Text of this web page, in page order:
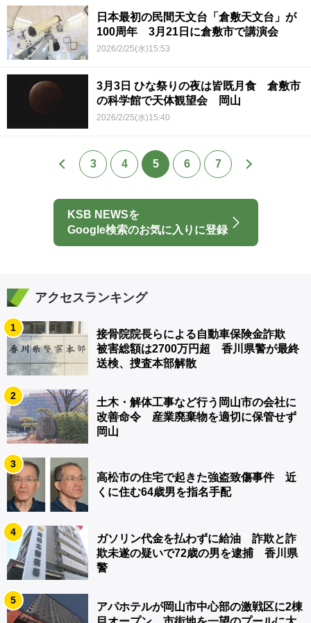
日本最初の民間天文台「倉敷天文台」が
100周年 3月21日に倉敷市で講演会
2026/2/25(水)15:53
3月3日 ひな祭りの夜は皆既月食 倉敷市
の科学館で天体観望会 岡山
2026/2/25(水)15:40
3 4 5 6 7
KSB NEWSを
Google検索のお気に入りに登録
アクセスランキング
1
接骨院院長らによる自動車保険金詐欺
被害総額は2700万円超 香川県警が最終
送検、捜査本部解散
2
土木・解体工事など行う岡山市の会社に
改善命令 産業廃棄物を適切に保管せず
岡山
3
高松市の住宅で起きた強盗致傷事件 近
くに住む64歳男を指名手配
4
ガソリン代金を払わずに給油 詐欺と詐
欺未遂の疑いで72歳の男を逮捕 香川県
警
5
アパホテルが岡山市中心部の激戦区に2棟